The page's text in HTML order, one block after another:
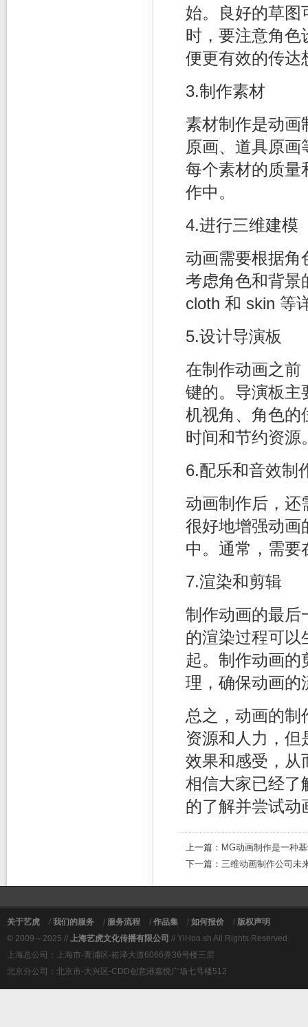
始。良好的草图
时，要注意角色
便更有效的传达
3.制作素材
素材制作是动画
原画、道具原
每个素材的质量
作中。
4.进行三维建模
动画需要根据角
考虑角色和背景
cloth 和 skin 等
5.设计导演板
在制作动画之前
键的。导演板主
机视角、角色的
时间和节约资源
6.配乐和音效制
动画制作后，还
很好地增强动画
中。通常，需要
7.渲染和剪辑
制作动画的最后
的渲染过程可以
起。制作动画的
理，确保动画的
总之，动画的制
资源和人力，但
效果和感受，从
相信大家已经了
的了解并尝试动
上一篇： MG动画制作是一种
下一篇： 三维动画制作公司未
关于艺虎 / 我们的服务 / 服务流程 / 作品集 / 如何报价 / 版权声明
© 2009～2025 // 上海艺虎文化传播有限公司 // YiHoo.sh All Rights Reserved
上海总公司：上海市-青浦区-崧泽大道6066弄36号楼三层
北京分公司：北京市-大兴区-CDD创意港嘉悦广场七号楼512